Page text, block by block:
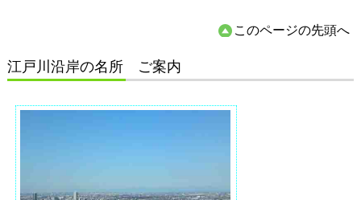
このページの先頭へ
江戸川沿岸の名所 ご案内